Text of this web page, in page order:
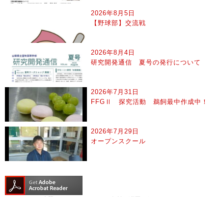
2026年8月5日
【野球部】交流戦
2026年8月4日
研究開発通信 夏号の発行について
2026年7月31日
FFGⅡ 探究活動 鵜飼最中作成中！
2026年7月29日
オープンスクール